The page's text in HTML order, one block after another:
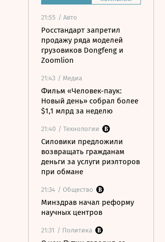
21:55 / Авто
Росстандарт запретил
продажу ряда моделей
грузовиков Dongfeng и
Zoomlion
21:43 / Медиа
Фильм «Человек-паук:
Новый день» собрал более
$1,1 млрд за неделю
21:40 / Технологии
Силовики предложили
возвращать гражданам
деньги за услуги риэлторов
при обмане
21:34 / Общество
Минздрав начал реформу
научных центров
21:31 / Политика